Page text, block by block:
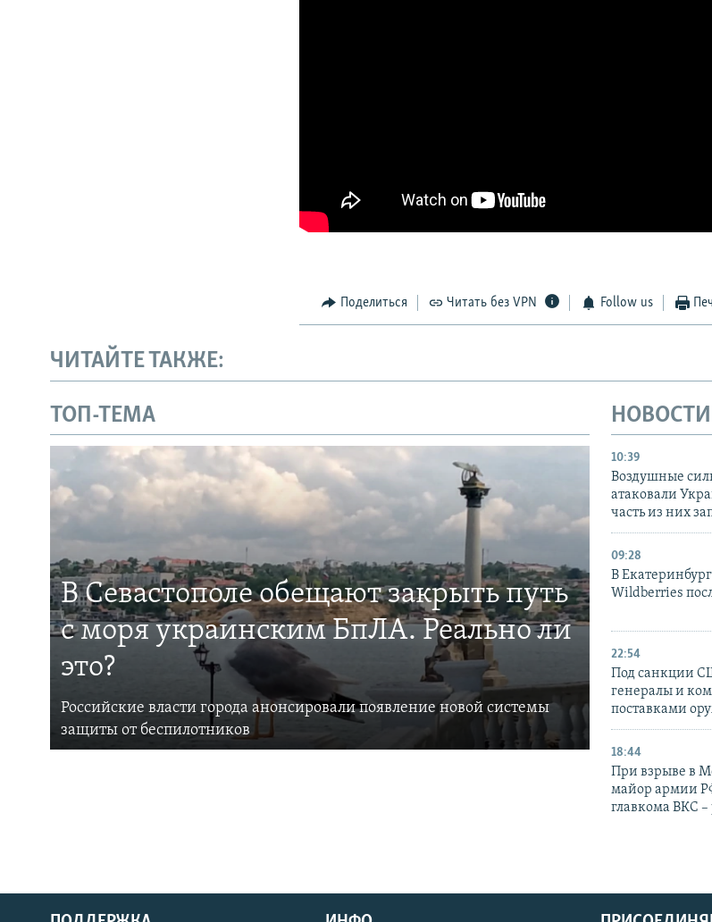
Поделиться Читать без VPN Follow us
ЧИТАЙТЕ ТАКЖЕ:
ТОП-ТЕМА
В Севастополе обещают закрыть путь
с моря украинским БпЛА. Реально ли
это?
Российские власти города анонсировали появление новой системы
защиты от беспилотников
НОВОСТИ
10:39
Воздушные
атаковали
часть из них
09:28
В
Wildberries
22:54
Под санкции
генералы и
поставками
18:44
При взрыве в
майор армии
главкома ВКС